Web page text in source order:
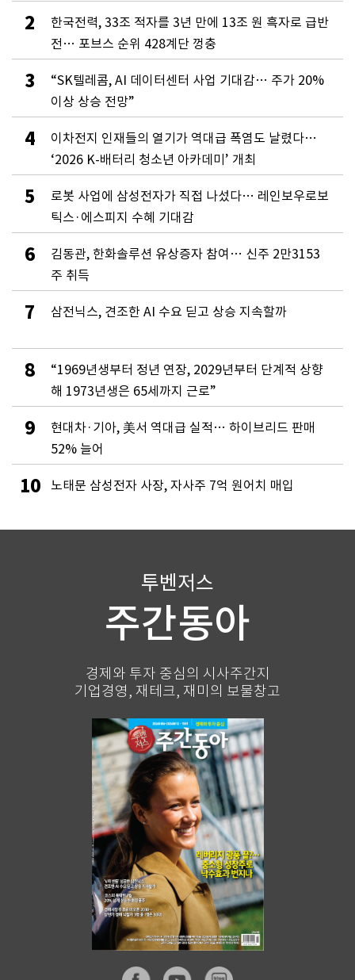
2
한국전력, 33조 적자를 3년 만에 13조 원 흑자로 급반
전… 포브스 순위 428계단 껑충
3
“SK텔레콤, AI 데이터센터 사업 기대감… 주가 20%
이상 상승 전망”
4
이차전지 인재들의 열기가 역대급 폭염도 날렸다…
‘2026 K-배터리 청소년 아카데미’ 개최
5
로봇 사업에 삼성전자가 직접 나섰다… 레인보우로보
틱스·에스피지 수혜 기대감
6
김동관, 한화솔루션 유상증자 참여… 신주 2만3153
주 취득
7 삼전닉스, 견조한 AI 수요 딛고 상승 지속할까
8
“1969년생부터 정년 연장, 2029년부터 단계적 상향
해 1973년생은 65세까지 근로”
9
현대차·기아, 美서 역대급 실적… 하이브리드 판매
52% 늘어
10 노태문 삼성전자 사장, 자사주 7억 원어치 매입
투벤저스
주간동아
경제와 투자 중심의 시사주간지
기업경영, 재테크, 재미의 보물창고